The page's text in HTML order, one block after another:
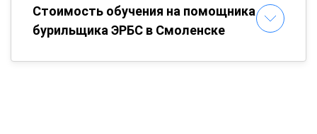
Стоимость обучения на помощника
бурильщика ЭРБС в Смоленске